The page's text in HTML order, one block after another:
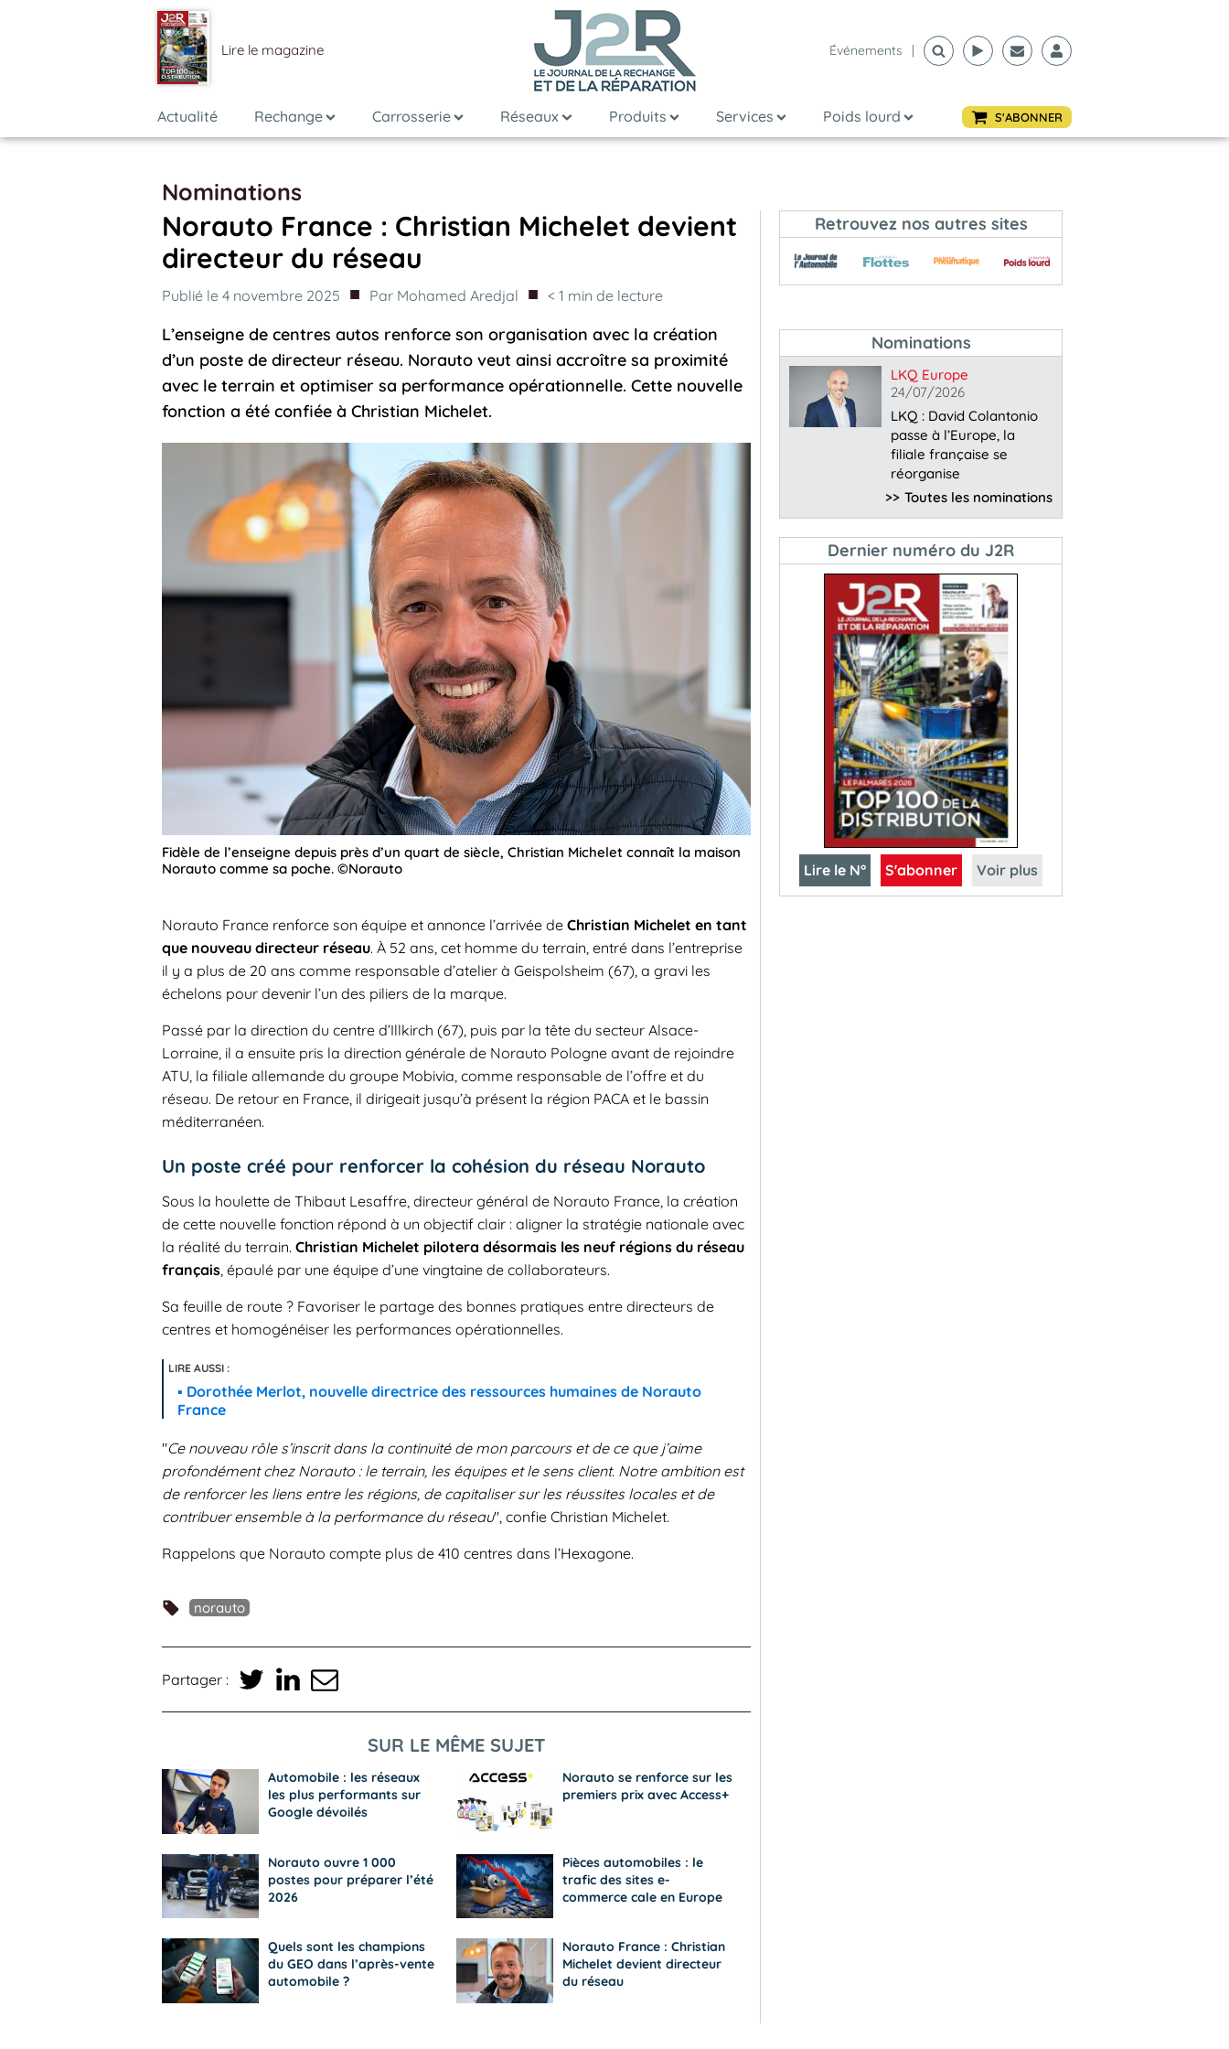
Lire le magazine Événements |
Actualité Rechange Carrosserie Réseaux Produits Services Poids lourd S'ABONNER
Nominations
Norauto France : Christian Michelet devient
directeur du réseau
Publié le 4 novembre 2025 ■ Par Mohamed Aredjal ■ < 1 min de lecture
L’enseigne de centres autos renforce son organisation avec la création
d’un poste de directeur réseau. Norauto veut ainsi accroître sa proximité
avec le terrain et optimiser sa performance opérationnelle. Cette nouvelle
fonction a été confiée à Christian Michelet.
Fidèle de l’enseigne depuis près d’un quart de siècle, Christian Michelet connaît la maison
Norauto comme sa poche. ©Norauto
Norauto France renforce son équipe et annonce l’arrivée de Christian Michelet en tant
que nouveau directeur réseau. À 52 ans, cet homme du terrain, entré dans l’entreprise
il y a plus de 20 ans comme responsable d’atelier à Geispolsheim (67), a gravi les
échelons pour devenir l’un des piliers de la marque.
Passé par la direction du centre d’Illkirch (67), puis par la tête du secteur Alsace-
Lorraine, il a ensuite pris la direction générale de Norauto Pologne avant de rejoindre
ATU, la filiale allemande du groupe Mobivia, comme responsable de l’offre et du
réseau. De retour en France, il dirigeait jusqu’à présent la région PACA et le bassin
méditerranéen.
Un poste créé pour renforcer la cohésion du réseau Norauto
Sous la houlette de Thibaut Lesaffre, directeur général de Norauto France, la création
de cette nouvelle fonction répond à un objectif clair : aligner la stratégie nationale avec
la réalité du terrain. Christian Michelet pilotera désormais les neuf régions du réseau
français, épaulé par une équipe d’une vingtaine de collaborateurs.
Sa feuille de route ? Favoriser le partage des bonnes pratiques entre directeurs de
centres et homogénéiser les performances opérationnelles.
Dorothée Merlot, nouvelle directrice des ressources humaines de Norauto
France
"Ce nouveau rôle s’inscrit dans la continuité de mon parcours et de ce que j’aime
profondément chez Norauto : le terrain, les équipes et le sens client. Notre ambition est
de renforcer les liens entre les régions, de capitaliser sur les réussites locales et de
contribuer ensemble à la performance du réseau", confie Christian Michelet.
Rappelons que Norauto compte plus de 410 centres dans l’Hexagone.
norauto
Partager :
SUR LE MÊME SUJET
Automobile : les réseaux
les plus performants sur
Google dévoilés
Norauto se renforce sur les
premiers prix avec Access+
Norauto ouvre 1 000
postes pour préparer l’été
2026
Pièces automobiles : le
trafic des sites e-
commerce cale en Europe
Quels sont les champions
du GEO dans l’après-vente
automobile ?
Norauto France : Christian
Michelet devient directeur
du réseau
Retrouvez nos autres sites
Nominations
LKQ Europe
24/07/2026
LKQ : David Colantonio
passe à l’Europe, la
filiale française se
réorganise
>> Toutes les nominations
Dernier numéro du J2R
Lire le N° S'abonner Voir plus